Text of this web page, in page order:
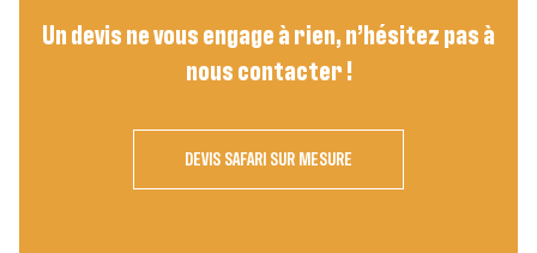
Un devis ne vous engage à rien, n’hésitez pas à
nous contacter !
DEVIS SAFARI SUR MESURE